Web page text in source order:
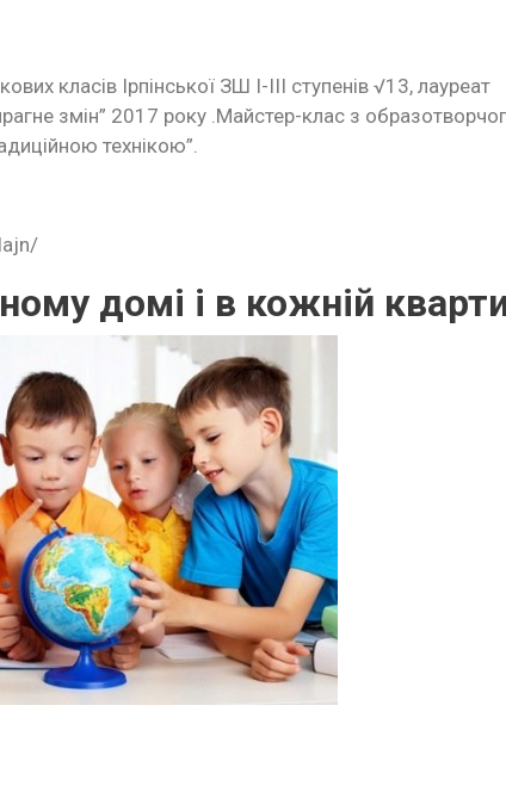
класів Ірпінської ЗШ І-ІІІ ступенів √13, лауреат
змін” 2017 року .Майстер-клас з
технікою”.
домі і в кожній